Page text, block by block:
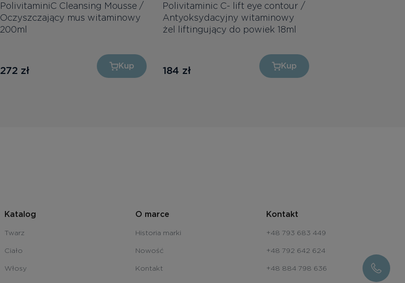
PolivitaminiC Cleansing Mousse /
Oczyszczający mus witaminowy
200ml
272 zł Kup
Polivitaminic C- lift eye contour /
Antyoksydacyjny witaminowy
żel liftingujący do powiek 18ml
184 zł Kup
Katalog
Twarz
Ciało
Włosy
O marce
Historia marki
Nowość
Kontakt
Kontakt
+48 793 683 449
+48 792 642 624
+48 884 798 636